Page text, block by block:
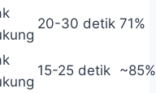
20-30 detik 71%
15-25 detik ~85%